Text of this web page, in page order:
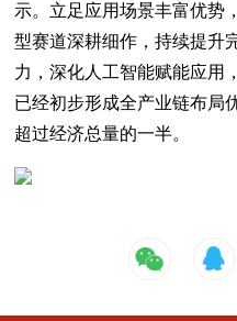
示。立足应用场景丰富优势
型赛道深耕细作，持续提升
力，深化人工智能赋能应用
已经初步形成全产业链布局
超过经济总量的一半。